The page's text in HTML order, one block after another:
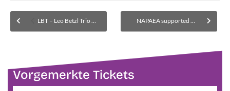
LBT – Leo Betzl Trio (hier 3b: Stehplatz) NAPAEA supported by Sunday Morning Orchestra – AUSVERKAUFT
Vorgemerkte Tickets